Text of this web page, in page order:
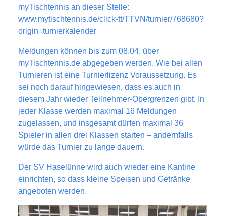
myTischtennis an dieser Stelle:
www.mytischtennis.de/click-tt/TTVN/turnier/768680?
origin=turnierkalender
Meldungen können bis zum 08.04. über
myTischtennis.de abgegeben werden. Wie bei allen
Turnieren ist eine Turnierlizenz Voraussetzung. Es
sei noch darauf hingewiesen, dass es auch in
diesem Jahr wieder Teilnehmer-Obergrenzen gibt. In
jeder Klasse werden maximal 16 Meldungen
zugelassen, und insgesamt dürfen maximal 36
Spieler in allen drei Klassen starten – andernfalls
würde das Turnier zu lange dauern.
Der SV Haselünne wird auch wieder eine Kantine
einrichten, so dass kleine Speisen und Getränke
angeboten werden.